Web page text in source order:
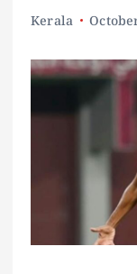
Kerala